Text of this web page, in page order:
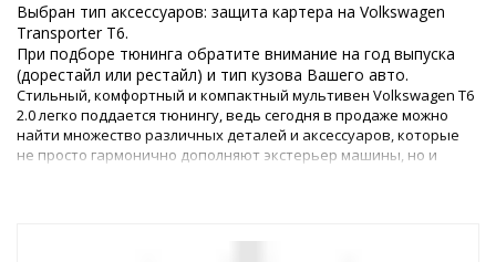
Выбран тип аксессуаров: защита картера на Volkswagen
Transporter T6.
При подборе тюнинга обратите внимание на год выпуска
(дорестайл или рестайл) и тип кузова Вашего авто.
Стильный, комфортный и компактный мультивен Volkswagen T6
2.0 легко поддается тюнингу, ведь сегодня в продаже можно
найти множество различных деталей и аксессуаров, которые
не просто гармонично дополняют экстерьер машины, но и